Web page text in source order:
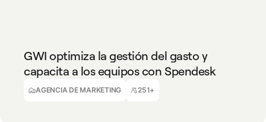
GWI optimiza la gestión del gasto y
capacita a los equipos con Spendesk
AGENCIA DE MARKETING 251+
James Franks
CFO, GWI